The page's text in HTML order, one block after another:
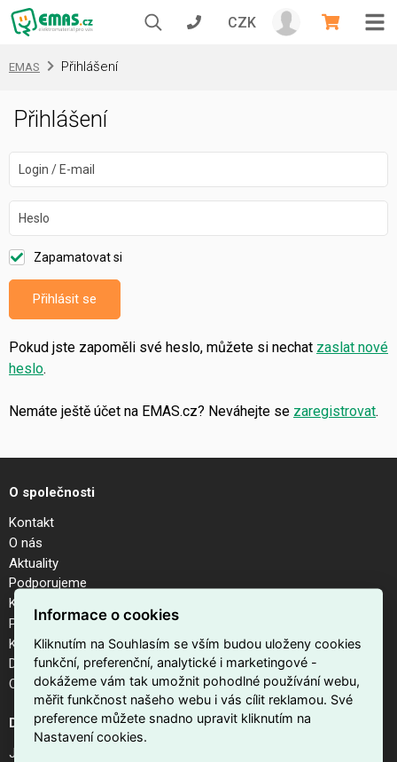
CZK
EMAS Přihlášení
Přihlášení
Login / E-mail
Heslo
Zapamatovat si
Přihlásit se
Pokud jste zapoměli své heslo, můžete si nechat zaslat nové
heslo.
Nemáte ještě účet na EMAS.cz? Neváhejte se zaregistrovat.
O společnosti
Kontakt
O nás
Aktuality
Podporujeme
Kalendář akcí
Pobočky
Kariéra
Dodavatelé
Odhlášení z newsletteru
Důležité odkazy
Jak nakupovat na EMAS.cz
Informace o cookies
Kliknutím na Souhlasím se vším budou uloženy cookies
funkční, preferenční, analytické i marketingové -
dokážeme vám tak umožnit pohodlné používání webu,
měřit funkčnost našeho webu i vás cílit reklamou. Své
preference můžete snadno upravit kliknutím na
Nastavení cookies.